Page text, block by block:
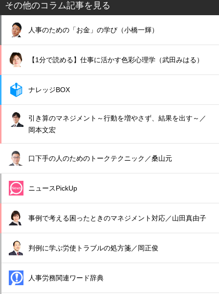
その他のコラム記事を見る
人事のための「お金」の学び（小橋一輝）
【1分で読める】仕事に活かす色彩心理学（武田みはる）
ナレッジBOX
引き算のマネジメント～行動を増やさず、結果を出す～／
岡本文宏
口下手の人のためのトークテクニック／桑山元
ニュースPickUp
事例で考える困ったときのマネジメント対応／山田真由子
判例に学ぶ労使トラブルの処方箋／岡正俊
人事労務関連ワード辞典